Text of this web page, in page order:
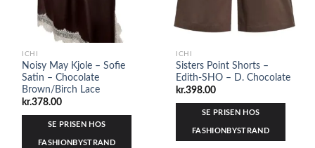
ICHI
Noisy May Kjole – Sofie
Satin – Chocolate
Brown/Birch Lace
kr.378.00
SE PRISEN HOS
FASHIONBYSTRAND
ICHI
Sisters Point Shorts –
Edith-SHO – D. Chocolate
kr.398.00
SE PRISEN HOS
FASHIONBYSTRAND